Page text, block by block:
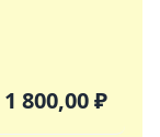
1 800,00₽